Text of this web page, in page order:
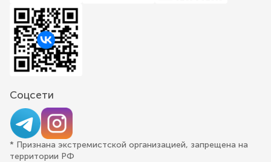
Соцсети
* Признана экстремистской организацией, запрещена на
территории РФ